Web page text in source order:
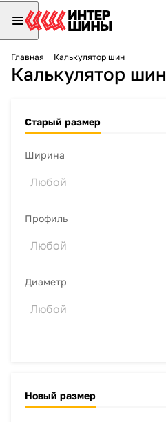
Главная Калькулятор шин
Калькулятор шин
Старый размер
Ширина
Любой
Профиль
Любой
Диаметр
Любой
Новый размер